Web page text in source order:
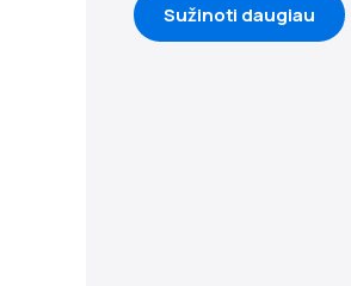
Sužinoti daugiau